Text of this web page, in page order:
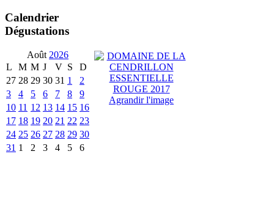
Calendrier
Dégustations
Août 2026
L
M M J V S
D
27 28 29 30 31 1
2
3
4 5 6 7 8
9
10 11 12 13 14 15 16
17 18 19 20 21 22 23
24 25 26 27 28 29 30
31 1 2 3 4 5 6
Agrandir l'image